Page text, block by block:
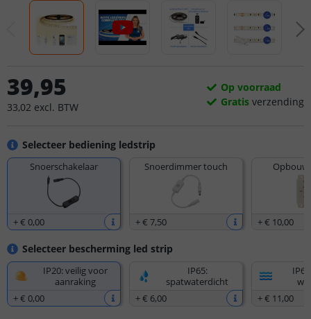
Selecteer bediening ledstrip
Snoerschakelaar
+€ 0,00
Snoerdimmer touch
+€ 7,50 +€ 10,00
Selecteer bescherming led strip
IP20: veilig voor
aanraking
+€ 0,00
IP65:
spatwaterdicht
+€ 6,00
+€ 11,00
39,95
33,02 excl. BTW
Op voorraad
Gratis verzending